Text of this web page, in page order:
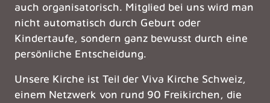
auch organisatorisch. Mitglied bei uns wird man
nicht automatisch durch Geburt oder
Kindertaufe, sondern ganz bewusst durch eine
persönliche Entscheidung.
Unsere Kirche ist Teil der Viva Kirche Schweiz,
einem Netzwerk von rund 90 Freikirchen, die